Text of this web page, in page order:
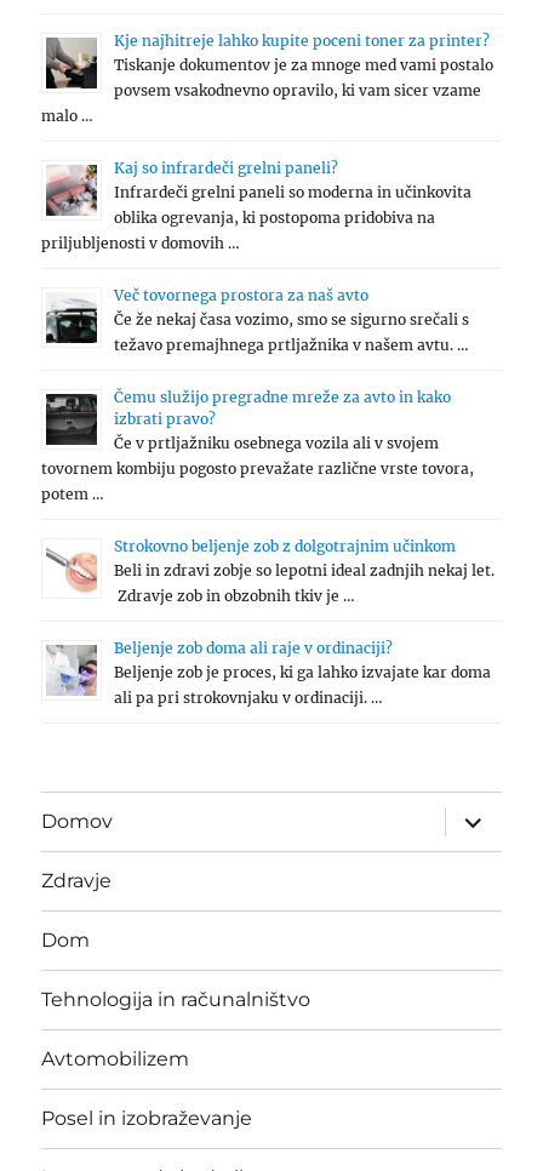
Kje najhitreje lahko kupite poceni toner za printer?
Tiskanje dokumentov je za mnoge med vami postalo
povsem vsakodnevno opravilo, ki vam sicer vzame
malo …
Kaj so infrardeči grelni paneli?
Infrardeči grelni paneli so moderna in učinkovita
oblika ogrevanja, ki postopoma pridobiva na
priljubljenosti v domovih …
Več tovornega prostora za naš avto
Če že nekaj časa vozimo, smo se sigurno srečali s
težavo premajhnega prtljažnika v našem avtu. …
Čemu služijo pregradne mreže za avto in kako
izbrati pravo?
Če v prtljažniku osebnega vozila ali v svojem
tovornem kombiju pogosto prevažate različne vrste tovora,
potem …
Strokovno beljenje zob z dolgotrajnim učinkom
Beli in zdravi zobje so lepotni ideal zadnjih nekaj let.
Zdravje zob in obzobnih tkiv je …
Beljenje zob doma ali raje v ordinaciji?
Beljenje zob je proces, ki ga lahko izvajate kar doma
ali pa pri strokovnjaku v ordinaciji. …
Domov
expand
child
menu
Zdravje
Dom
Tehnologija in računalništvo
Avtomobilizem
Posel in izobraževanje